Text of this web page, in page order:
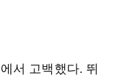
서 고백했다. 뛰